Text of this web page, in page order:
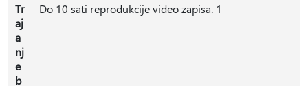
Tr
aj
a
nj
e
b
Do 10 sati reprodukcije video zapisa. 1